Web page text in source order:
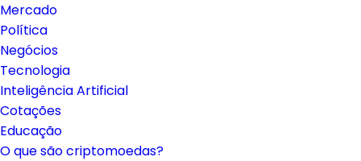
Mercado
Política
Negócios
Tecnologia
Inteligência Artificial
Cotações
Educação
O que são criptomoedas?